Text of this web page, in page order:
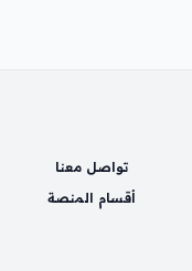
تواصل معنا
أقسام المنصة